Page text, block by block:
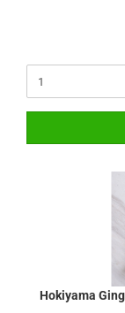
Hokiyama